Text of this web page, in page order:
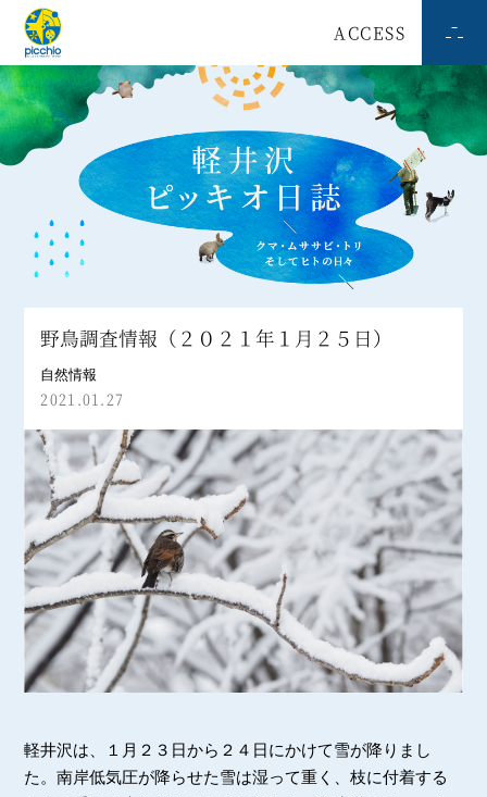
ACCESS
野鳥調査情報（２０２１年１月２５日）
自然情報
2021.01.27
軽井沢は、１月２３日から２４日にかけて雪が降りまし
た。南岸低気圧が降らせた雪は湿って重く、枝に付着する